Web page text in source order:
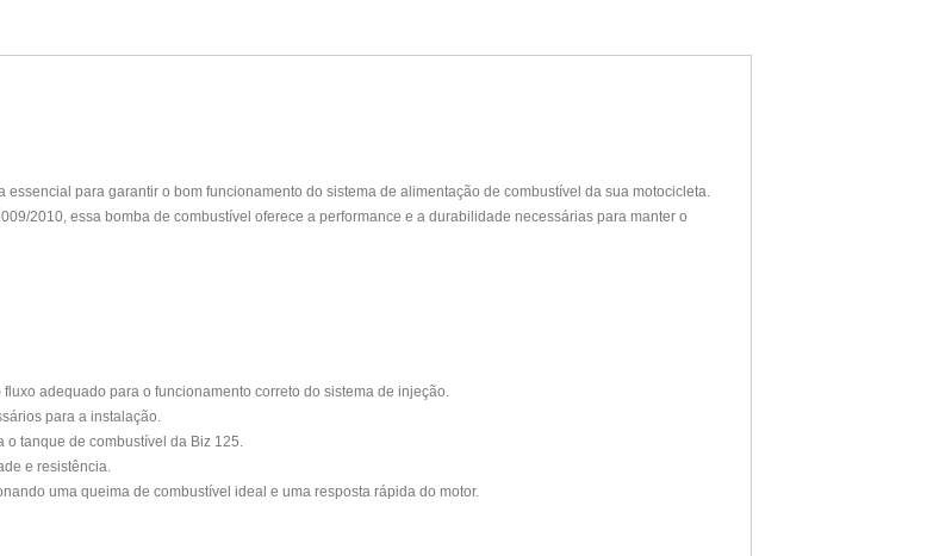
para garantir o bom funcionamento do sistema de alimentação de combustível da sua motocicleta.
2010, essa bomba de combustível oferece a performance e a durabilidade necessárias para manter o
adequado para o funcionamento correto do sistema de injeção.
para a instalação.
o tanque de combustível da Biz 125.
e resistência.
uma queima de combustível ideal e uma resposta rápida do motor.